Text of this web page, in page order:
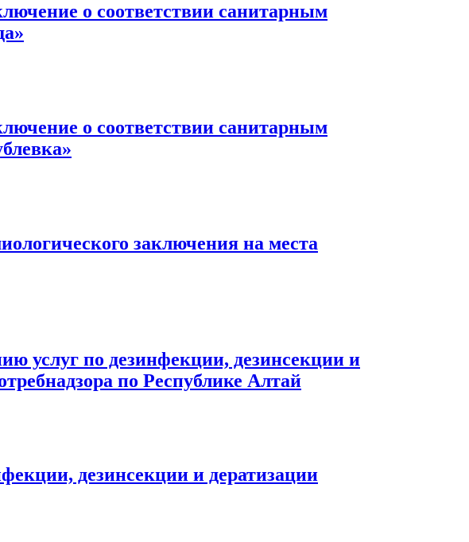
о соответствии санитарным
о соответствии санитарным
заключения на места
услуг по дезинфекции, дезинсекции и
по Республике Алтай
дезинсекции и дератизации